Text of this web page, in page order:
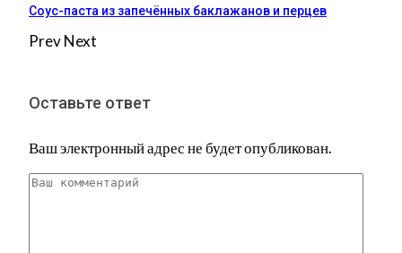
Соус-паста из запечённых баклажанов и перцев
PrevNext
Оставьте ответ
Ваш электронный адрес не будет опубликован.